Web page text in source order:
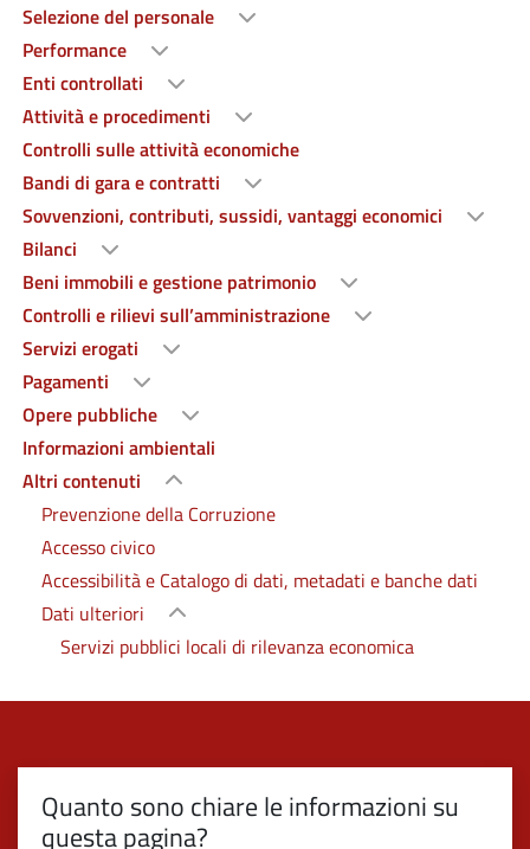
Selezione del personale
Performance
Enti controllati
Attività e procedimenti
Controlli sulle attività economiche
Bandi di gara e contratti
Sovvenzioni, contributi, sussidi, vantaggi economici
Bilanci
Beni immobili e gestione patrimonio
Controlli e rilievi sull’amministrazione
Servizi erogati
Pagamenti
Opere pubbliche
Informazioni ambientali
Altri contenuti
Prevenzione della Corruzione
Accesso civico
Accessibilità e Catalogo di dati, metadati e banche dati
Dati ulteriori
Servizi pubblici locali di rilevanza economica
Quanto sono chiare le informazioni su
questa pagina?